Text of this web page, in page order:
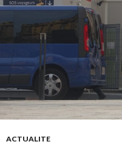
ACTUALITE